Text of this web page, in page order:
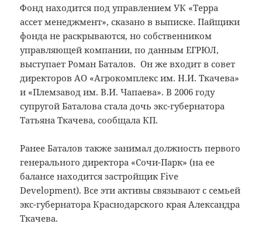
Фонд находится под управлением УК «Терра
ассет менеджмент», сказано в выписке. Пайщики
фонда не раскрываются, но собственником
управляющей компании, по данным ЕГРЮЛ,
выступает Роман Баталов. Он же входит в совет
директоров АО «Агрокомплекс им. Н.И. Ткачева»
и «Племзавод им. В.И. Чапаева». В 2006 году
супругой Баталова стала дочь экс-губернатора
Татьяна Ткачева, сообщала КП.
Ранее Баталов также занимал должность первого
генерального директора «Сочи-Парк» (на ее
балансе находится застройщик Five
Development). Все эти активы связывают с семьей
экс-губернатора Краснодарского края Александра
Ткачева.